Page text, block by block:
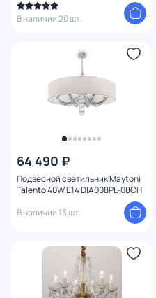
В наличии 20 шт.
64 490 ₽
Подвесной светильник Maytoni
Talento 40W E14 DIA008PL-08CH
В наличии 13 шт.